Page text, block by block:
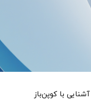
آشنایی با کوپن‌باز